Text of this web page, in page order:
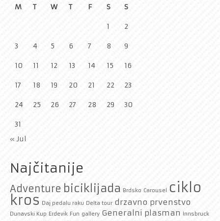
M
T W T F S S
1 2
3 4 5 6 7 8 9
10 11 12 13 14 15 16
17 18 19 20 21 22 23
24 25 26 27 28 29 30
31
« Jul
Najčitanije
Adventure biciklijada Brdsko Carousel ciklo
kros Daj pedalu raku Delta tour drzavno prvenstvo
Dunavski Kup Erdevik Fun gallery Generalni plasman
Innsbruck